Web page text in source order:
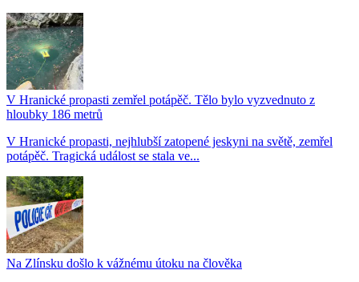
V Hranické propasti zemřel potápěč. Tělo bylo vyzvednuto z
hloubky 186 metrů
V Hranické propasti, nejhlubší zatopené jeskyni na světě, zemřel
potápěč. Tragická událost se stala ve...
Na Zlínsku došlo k vážnému útoku na člověka